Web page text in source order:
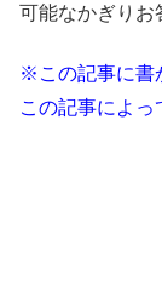
可能なかぎりお
※この記事に書
この記事によっ